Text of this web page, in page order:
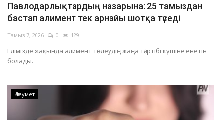
Павлодарлықтардың назарына: 25 тамыздан
бастап алимент тек арнайы шотқа түседі
Тамыз 7, 2026 0 129
Елімізде жақында алимент төлеудің жаңа тәртібі күшіне енетін
болады.
Әлеумет